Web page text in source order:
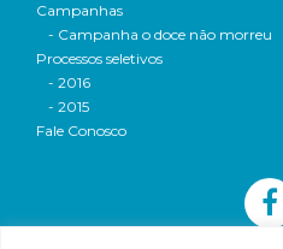
Campanhas
- Campanha o doce não morreu
Processos seletivos
- 2016
- 2015
Fale Conosco